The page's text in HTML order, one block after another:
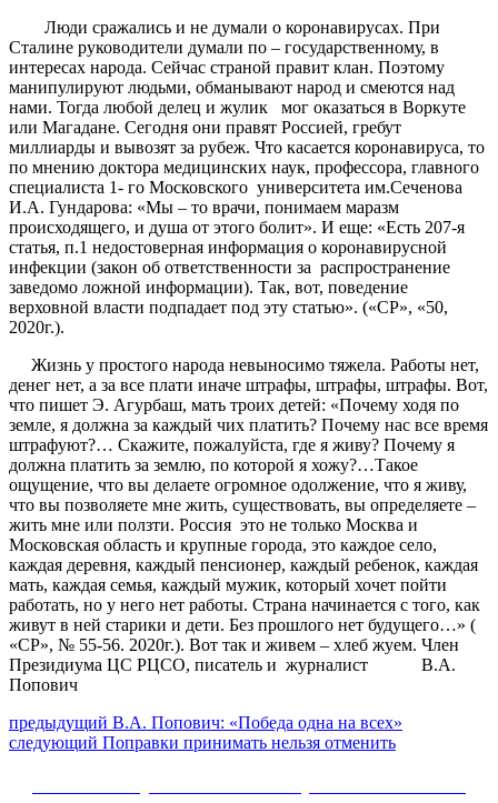
Люди сражались и не думали о коронавирусах. При
Сталине руководители думали по – государственному, в
интересах народа. Сейчас страной правит клан. Поэтому
манипулируют людьми, обманывают народ и смеются над
нами. Тогда любой делец и жулик мог оказаться в Воркуте
или Магадане. Сегодня они правят Россией, гребут
миллиарды и вывозят за рубеж. Что касается коронавируса, то
по мнению доктора медицинских наук, профессора, главного
специалиста 1- го Московского университета им.Сеченова
И.А. Гундарова: «Мы – то врачи, понимаем маразм
происходящего, и душа от этого болит». И еще: «Есть 207-я
статья, п.1 недостоверная информация о коронавирусной
инфекции (закон об ответственности за распространение
заведомо ложной информации). Так, вот, поведение
верховной власти подпадает под эту статью». («СР», «50,
2020г.).
Жизнь у простого народа невыносимо тяжела. Работы нет,
денег нет, а за все плати иначе штрафы, штрафы, штрафы. Вот,
что пишет Э. Агурбаш, мать троих детей: «Почему ходя по
земле, я должна за каждый чих платить? Почему нас все время
штрафуют?… Скажите, пожалуйста, где я живу? Почему я
должна платить за землю, по которой я хожу?…Такое
ощущение, что вы делаете огромное одолжение, что я живу,
что вы позволяете мне жить, существовать, вы определяете –
жить мне или ползти. Россия это не только Москва и
Московская область и крупные города, это каждое село,
каждая деревня, каждый пенсионер, каждый ребенок, каждая
мать, каждая семья, каждый мужик, который хочет пойти
работать, но у него нет работы. Страна начинается с того, как
живут в ней старики и дети. Без прошлого нет будущего…» (
«СР», № 55-56. 2020г.). Вот так и живем – хлеб жуем. Член
Президиума ЦС РЦСО, писатель и журналист В.А.
Попович
Навигация
по
записям
предыдущий Предыдущий
пост:
В.А. Попович: «Победа одна на всех»
следующий Следующее
Поправки принимать нельзя отменить